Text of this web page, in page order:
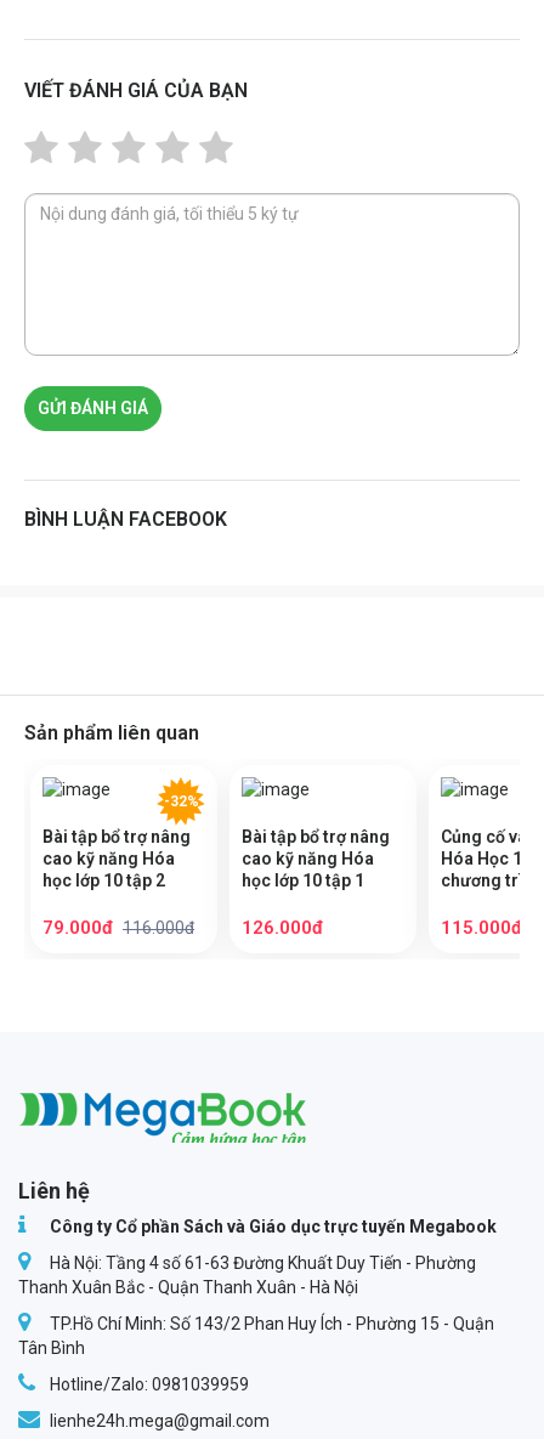
VIẾT ĐÁNH GIÁ CỦA BẠN
GỬI ĐÁNH GIÁ
BÌNH LUẬN FACEBOOK
Sản phẩm liên quan
-32%
Bài tập bổ trợ nâng
cao kỹ năng Hóa
học lớp 10 tập 2
79.000đ 116.000đ
Bài tập bổ trợ nâng
cao kỹ năng Hóa
học lớp 10 tập 1
126.000đ
Củng cố và
Hóa Học 10
chương
115.000đ
Liên hệ
Công ty Cổ phần Sách và Giáo dục trực tuyến Megabook
Hà Nội: Tầng 4 số 61-63 Đường Khuất Duy Tiến - Phường
Thanh Xuân Bắc - Quận Thanh Xuân - Hà Nội
TP.Hồ Chí Minh: Số 143/2 Phan Huy Ích - Phường 15 - Quận
Tân Bình
Hotline/Zalo: 0981039959
lienhe24h.mega@gmail.com